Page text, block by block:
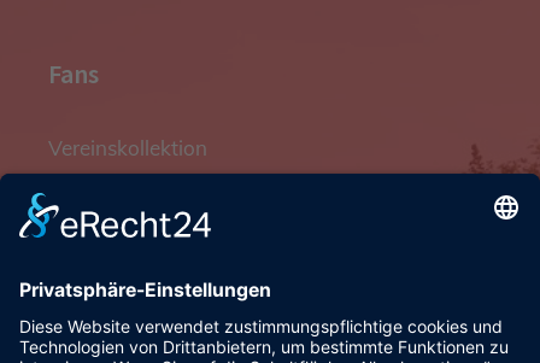
Fans
Vereinskollektion
Mitglied werden